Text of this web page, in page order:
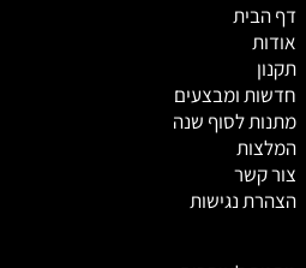
דף הבית
אודות
תקנון
חדשות ומבצעים
מתנות לסוף שנה
המלצות
צור קשר
הצהרת נגישות